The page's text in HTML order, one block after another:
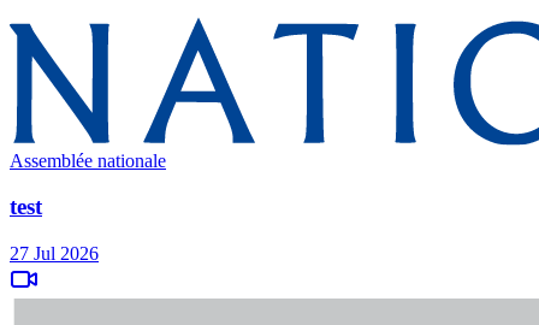
Assemblée nationale
test
27 Jul 2026